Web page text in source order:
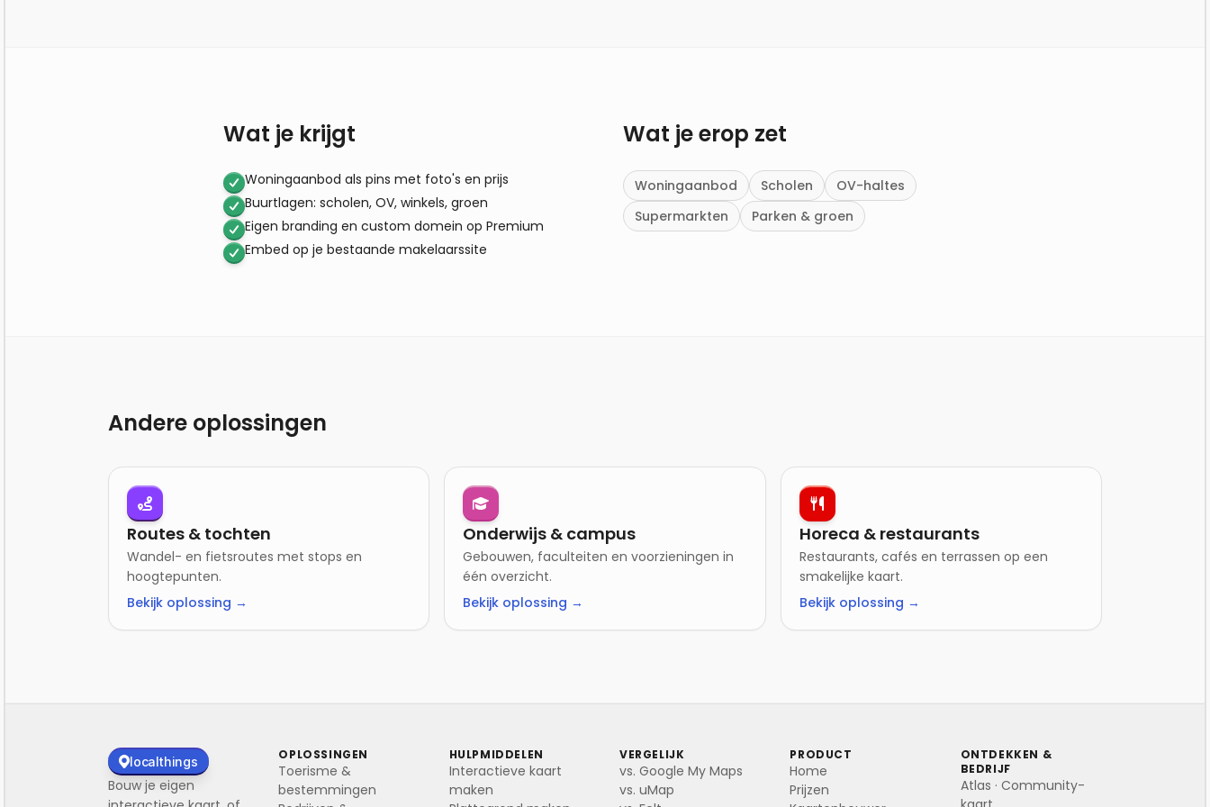
Wat je krijgt
Woningaanbod als pins met foto's en prijs
Buurtlagen: scholen, OV, winkels, groen
Eigen branding en custom domein op Premium
Embed op je bestaande makelaarssite
Wat je erop zet
Woningaanbod Scholen
OV-haltes
Supermarkten
Parken & groen
Andere oplossingen
Routes & tochten
Wandel- en fietsroutes met stops en
hoogtepunten.
Bekijk oplossing →
Onderwijs & campus
Gebouwen, faculteiten en voorzieningen in
één overzicht.
Bekijk oplossing →
Horeca & restaurants
Restaurants, cafés en terrassen op een
smakelijke kaart.
Bekijk oplossing →
localthings
Bouw je eigen
OPLOSSINGEN
Toerisme &
bestemmingen
HULPMIDDELEN
Interactieve kaart
maken
VERGELIJK
vs. Google My Maps
vs. uMap
PRODUCT
Home
Prijzen
ONTDEKKEN &
BEDRIJF
Atlas · Community-